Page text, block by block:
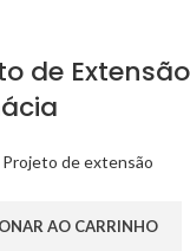
de
Projeto de extensão
AO CARRINHO